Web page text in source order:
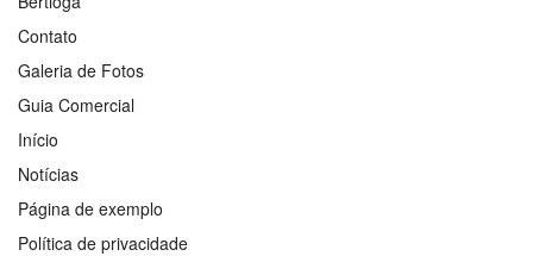
Contato
Galeria de Fotos
Guia Comercial
Início
Notícias
Página de exemplo
Política de privacidade